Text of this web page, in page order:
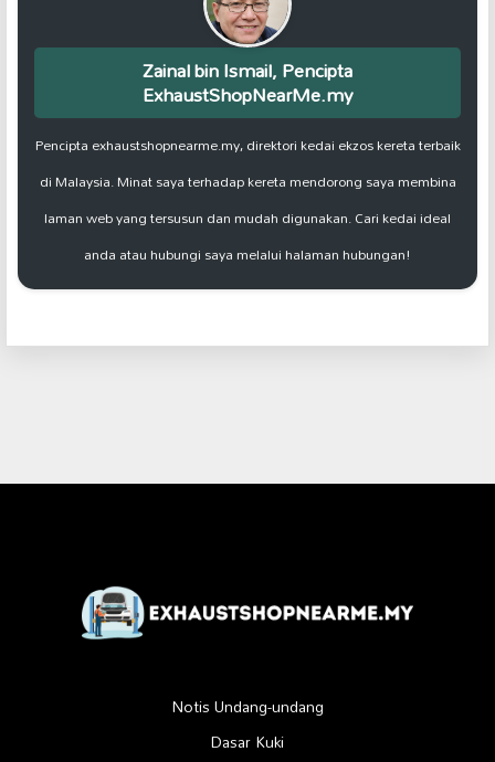
Zainal bin Ismail, Pencipta
ExhaustShopNearMe.my
Pencipta exhaustshopnearme.my, direktori kedai ekzos kereta terbaik
di Malaysia. Minat saya terhadap kereta mendorong saya membina
laman web yang tersusun dan mudah digunakan. Cari kedai ideal
anda atau hubungi saya melalui halaman hubungan!
Notis Undang-undang
Dasar Kuki